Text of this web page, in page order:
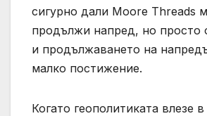
сигурно дали Moore Threads
продължи напред, но просто
и продължаването на
малко постижение.
Когато геополитиката влезе